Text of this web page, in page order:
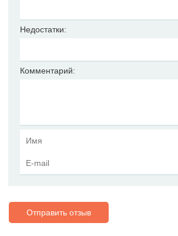
Недостатки:
Комментарий:
Отправить отзыв